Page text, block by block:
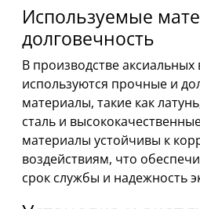
Используемые
долговечность
В производстве аксиальных
используются прочные и
материалы, такие как
сталь и
материалы устойчивы к
воздействиям, что
срок службы и надежность